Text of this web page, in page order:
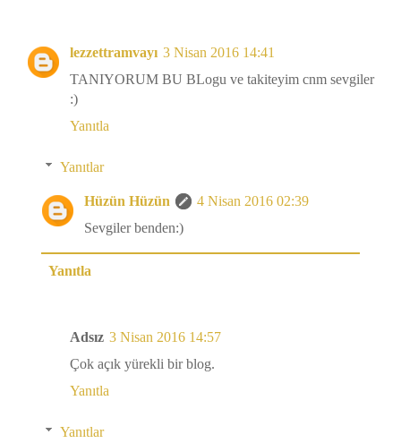
lezzettramvayı 3 Nisan 2016 14:41
TANIYORUM BU BLogu ve takiteyim cnm sevgiler
:)
Yanıtla
Yanıtlar
Hüzün Hüzün
4 Nisan 2016 02:39
Sevgiler benden:)
Yanıtla
Adsız 3 Nisan 2016 14:57
Çok açık yürekli bir blog.
Yanıtla
Yanıtlar